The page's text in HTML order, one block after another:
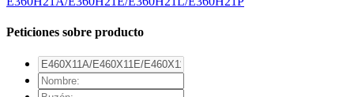
Peticiones sobre producto